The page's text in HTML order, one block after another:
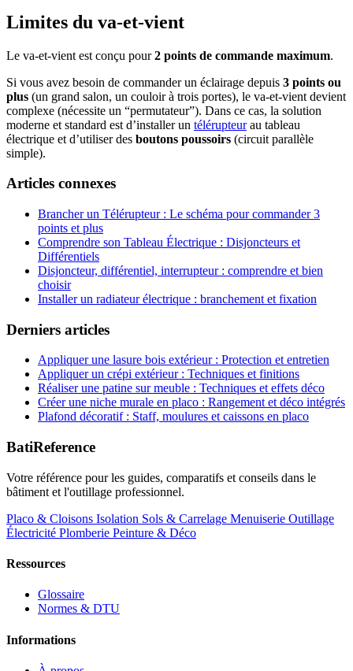
Limites du va-et-vient
Le va-et-vient est conçu pour2 points de commande maximum.
Si vous avez besoin de commander un éclairage depuis 3 points ou
plus (un grand salon, un couloir à trois portes), le va-et-vient devient
complexe (nécessite un “permutateur”). Dans ce cas, la solution
moderne et standard est d’installer un télérupteurau tableau
électrique et d’utiliser des boutons poussoirs (circuit parallèle
simple).
Articles connexes
Brancher un Télérupteur : Le schéma pour commander 3
points et plus
Comprendre son Tableau Électrique : Disjoncteurs et
Différentiels
Disjoncteur, différentiel, interrupteur : comprendre et bien
choisir
Installer un radiateur électrique : branchement et fixation
Derniers articles
Appliquer une lasure bois extérieur : Protection et entretien
Appliquer un crépi extérieur : Techniques et finitions
Réaliser une patine sur meuble : Techniques et effets déco
Créer une niche murale en placo : Rangement et déco intégrés
Plafond décoratif : Staff, moulures et caissons en placo
BatiReference
Votre référence pour les guides, comparatifs et conseils dans le
bâtiment et l'outillage professionnel.
Placo & Cloisons Isolation Sols & Carrelage Menuiserie Outillage
Électricité Plomberie Peinture & Déco
Ressources
Glossaire
Normes & DTU
Informations